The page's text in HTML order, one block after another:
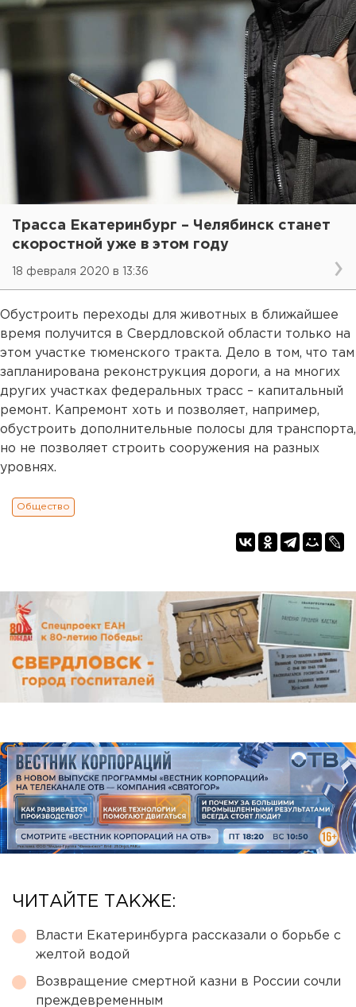
Трасса Екатеринбург – Челябинск станет
скоростной уже в этом году
18 февраля 2020 в 13:36
Обустроить переходы для животных в ближайшее
время получится в Свердловской области только на
этом участке тюменского тракта. Дело в том, что там
запланирована реконструкция дороги, а на многих
других участках федеральных трасс – капитальный
ремонт. Капремонт хоть и позволяет, например,
обустроить дополнительные полосы для транспорта,
но не позволяет строить сооружения на разных
уровнях.
Общество
ЧИТАЙТЕ ТАКЖЕ:
Власти Екатеринбурга рассказали о борьбе с
желтой водой
Возвращение смертной казни в России сочли
преждевременным